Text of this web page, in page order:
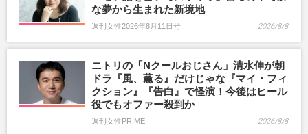
な夢から生まれた新境地
週刊女性2026年8月11日号 2026/8/8
ニトリの「Nクールおじさん」清水伸が朝
ドラ『風、薫る』だけじゃな『マイ・フィ
クション』『告白』で怪演！今後はヒール
役でもオファー殺到か
週刊女性PRIME 2026/8/8